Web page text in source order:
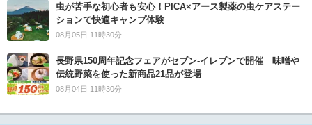
虫が苦手な初心者も安心！PICA×アース製薬の虫ケアステー
ションで快適キャンプ体験
08月05日 11時30分
長野県150周年記念フェアがセブン-イレブンで開催 味噌や
伝統野菜を使った新商品21品が登場
08月04日 11時30分